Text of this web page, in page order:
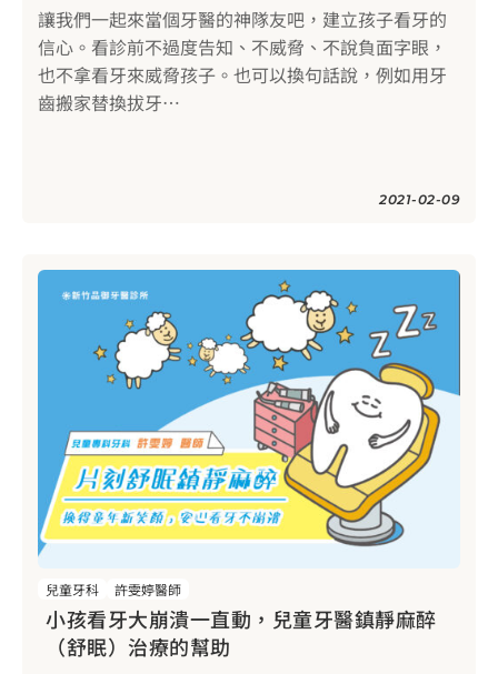
讓我們一起來當個牙醫的神隊友吧，建立孩子看牙的
信心。看診前不過度告知、不威脅、不說負面字眼，
也不拿看牙來威脅孩子。也可以換句話說，例如用牙
齒搬家替換拔牙⋯
2021-02-09
兒童牙科 許雯婷醫師
小孩看牙大崩潰一直動，兒童牙醫鎮靜麻醉
（舒眠）治療的幫助